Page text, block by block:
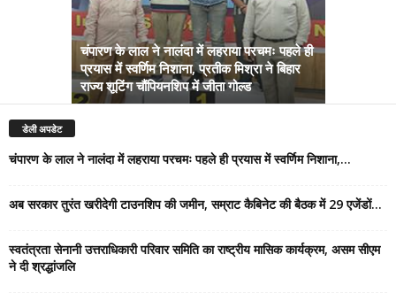
चंपारण के लाल ने नालंदा में लहराया परचमः पहले ही
प्रयास में स्वर्णिम निशाना, प्रतीक मिश्रा ने बिहार
राज्य शूटिंग चौंपियनशिप में जीता गोल्ड
डेली अपडेट
चंपारण के लाल ने नालंदा में लहराया परचमः पहले ही प्रयास में स्वर्णिम निशाना,...
अब सरकार तुरंत खरीदेगी टाउनशिप की जमीन, सम्राट कैबिनेट की बैठक में 29 एजेंडों...
स्वतंत्रता सेनानी उत्तराधिकारी परिवार समिति का राष्ट्रीय मासिक कार्यक्रम, असम सीएम
ने दी श्रद्धांजलि